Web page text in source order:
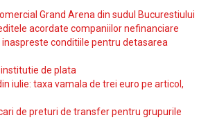
Grand Arena din sudul Bucurestiului
acordate companiilor nefinanciare
conditiile pentru detasarea
de plata
iulie: taxa vamala de trei euro pe articol,
de preturi de transfer pentru grupurile